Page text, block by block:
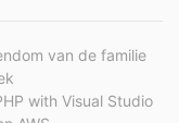
van de familie
with Visual Studio